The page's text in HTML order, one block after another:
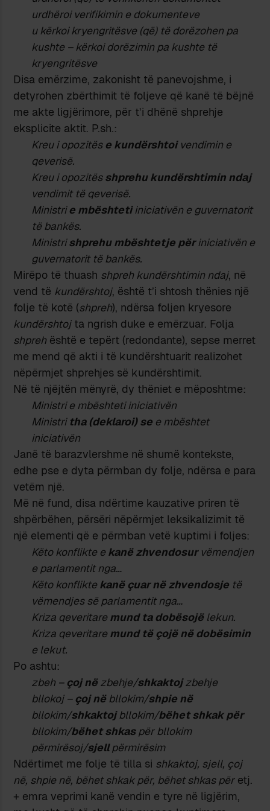
urdhëroi verifikimin e dokumenteve
u kërkoi kryengritësve (që) të dorëzohen pa
kushte – kërkoi dorëzimin pa kushte të
kryengritësve
Disa emërzime, zakonisht të panevojshme, i
detyrohen zbërthimit të foljeve që kanë të bëjnë
me akte ligjërimore, për t’i dhënë shprehje
eksplicite aktit. P.sh.:
Kreu i opozitës e kundërshtoivendimin e
qeverisë.
Kreu i opozitësshprehu kundërshtimin ndaj
vendimit të qeverisë.
Ministrie mbështetiiniciativën e guvernatorit
të bankës.
Ministrishprehu mbështetje përiniciativën e
guvernatorit të bankës.
Mirëpo të thuash shpreh kundërshtimin ndaj, në
vend të kundërshtoj, është t’i shtosh thënies një
folje të kotë (shpreh), ndërsa foljen kryesore
kundërshtojta ngrish duke e emërzuar. Folja
shpreh është e tepërt (redondante), sepse merret
me mend që akti i të kundërshtuarit realizohet
nëpërmjet shprehjes së kundërshtimit.
Në të njëjtën mënyrë, dy thëniet e mëposhtme:
Ministri e mbështeti iniciativën
Ministri tha (deklaroi) se e mbështet
iniciativën
Janë të barazvlershme në shumë kontekste,
edhe pse e dyta përmban dy folje, ndërsa e para
vetëm një.
Më në fund, disa ndërtime kauzative priren të
shpërbëhen, përsëri nëpërmjet leksikalizimit të
një elementi që e përmban vetë kuptimi i foljes:
Këto konflikte e kanë zhvendosurvëmendjen
e parlamentit nga…
Këto konflikte kanë çuar në zhvendosje të
vëmendjes së parlamentit nga…
Kriza qeveritare mund ta dobësojë lekun.
Kriza qeveritare mund të çojë në dobësimin
e lekut.
Po ashtu:
zbeh – çoj në zbehje/shkaktojzbehje
bllokoj – çoj në bllokim/shpie në
bllokim/shkaktojbllokim/bëhet shkak për
bllokim/bëhet shkaspër bllokim
përmirësoj/sjellpërmirësim
Ndërtimet me folje të tilla si shkaktoj, sjell, çoj
në, shpie në, bëhet shkak për, bëhet shkas përetj.
+ emra veprimi kanë vendin e tyre në ligjërim,